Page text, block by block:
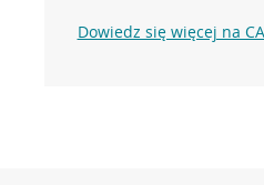
Dowiedz się więcej na